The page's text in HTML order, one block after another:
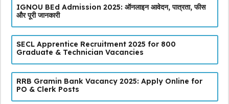
IGNOU BEd Admission 2025: ऑनलाइन आवेदन, पात्रता, फीस
और पूरी जानकारी
SECL Apprentice Recruitment 2025 for 800
Graduate & Technician Vacancies
RRB Gramin Bank Vacancy 2025: Apply Online for
PO & Clerk Posts